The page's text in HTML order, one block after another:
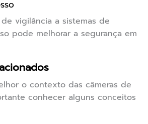
vigilância a sistemas de
pode melhorar a segurança em
o contexto das câmeras de
conhecer alguns conceitos